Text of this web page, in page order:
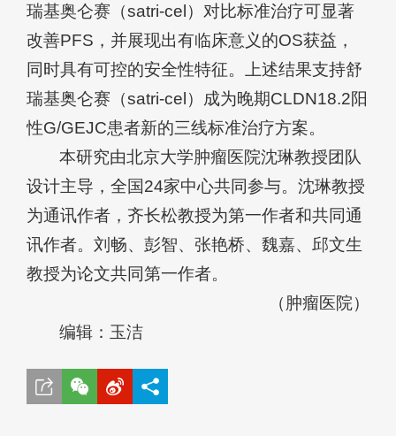
瑞基奥仑赛（satri-cel）对比标准治疗可显著
改善PFS，并展现出有临床意义的OS获益，
同时具有可控的安全性特征。上述结果支持舒
瑞基奥仑赛（satri-cel）成为晚期CLDN18.2阳
性G/GEJC患者新的三线标准治疗方案。
本研究由北京大学肿瘤医院沈琳教授团队
设计主导，全国24家中心共同参与。沈琳教授
为通讯作者，齐长松教授为第一作者和共同通
讯作者。刘畅、彭智、张艳桥、魏嘉、邱文生
教授为论文共同第一作者。
（肿瘤医院）
编辑：玉洁